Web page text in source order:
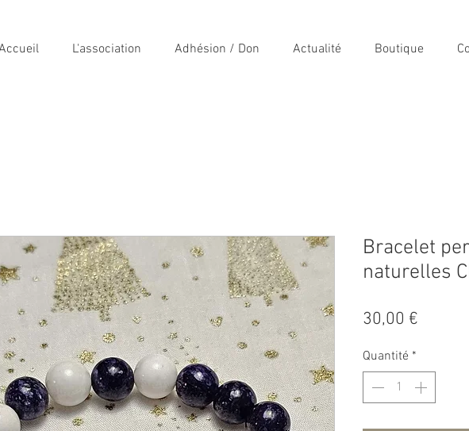
L'association Adhésion / Don Actualité Boutique
Bracelet
naturelles
30,00 €
Quantité *